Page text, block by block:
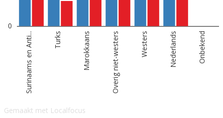
Surinaams en Anti... Turks Marokkaans Overig niet-westers Westers Nederlands Onbekend
0
Gemaakt met Localfocus